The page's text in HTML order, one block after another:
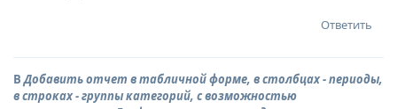
Ответить
ВДобавить отчет в табличной форме, в столбцах - периоды,
в строках - группы категорий, с возможностью